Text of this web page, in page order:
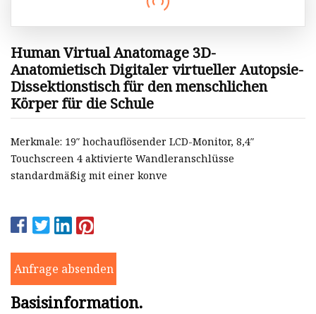
Human Virtual Anatomage 3D-
Anatomietisch Digitaler virtueller Autopsie-
Dissektionstisch für den menschlichen
Körper für die Schule
Merkmale: 19″ hochauflösender LCD-Monitor, 8,4″
Touchscreen 4 aktivierte Wandleranschlüsse
standardmäßig mit einer konve
Anfrage absenden
Basisinformation.